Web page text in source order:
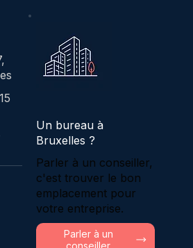
Un bureau à
Bruxelles ?
Parler à un conseiller,
c'est trouver le bon
emplacement pour
votre entreprise.
Parler à un